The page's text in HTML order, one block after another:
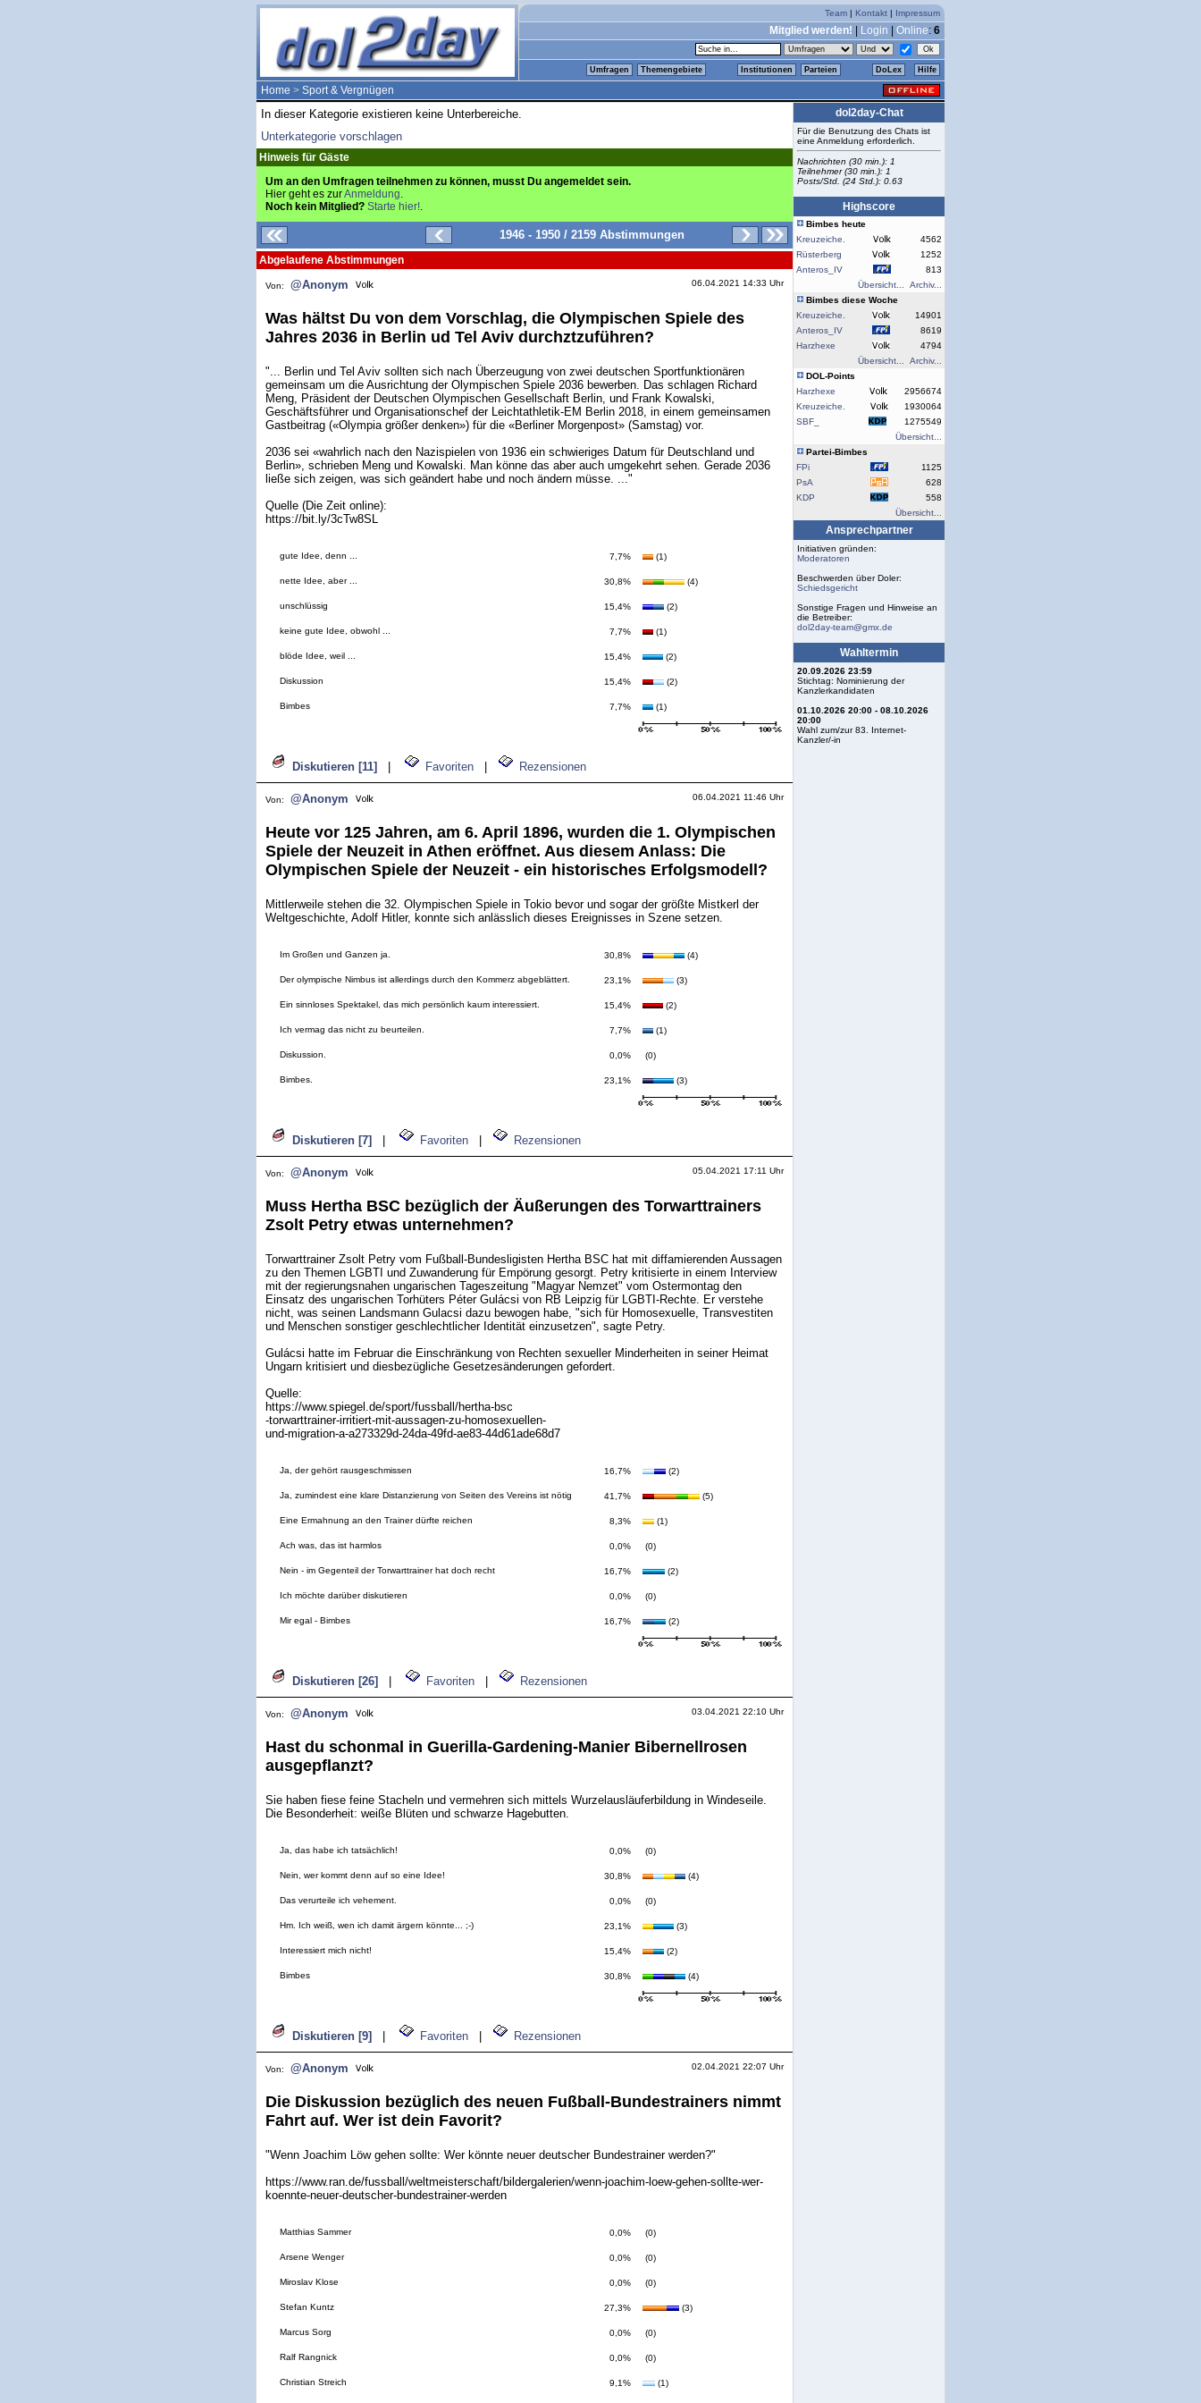
Team | Kontakt | Impressum
Mitglied werden! Login Online: 6
Umfragen Themengebiete Institutionen Parteien DoLex Hilfe
Home > Sport & Vergnügen
In dieser Kategorie existieren keine Unterbereiche.
Unterkategorie vorschlagen
Hinweis für Gäste
Um an den Umfragen teilnehmen zu können, musst Du angemeldet sein.
Hier geht es zurAnmeldung.
Noch kein Mitglied? Starte hier!.
1946 - 1950 / 2159 Abstimmungen
Abgelaufene Abstimmungen
Von: @Anonym 06.04.2021 14:33 Uhr
Was hältst Du von dem Vorschlag, die Olympischen Spiele des
Jahres 2036 in Berlin ud Tel Aviv durchztzuführen?
"... Berlin und Tel Aviv sollten sich nach Überzeugung von zwei deutschen Sportfunktionären
gemeinsam um die Ausrichtung der Olympischen Spiele 2036 bewerben. Das schlagen Richard
Meng, Präsident der Deutschen Olympischen Gesellschaft Berlin, und Frank Kowalski,
Geschäftsführer und Organisationschef der Leichtathletik-EM Berlin 2018, in einem gemeinsamen
Gastbeitrag («Olympia größer denken») für die «Berliner Morgenpost» (Samstag) vor.
2036 sei «wahrlich nach den Nazispielen von 1936 ein schwieriges Datum für Deutschland und
Berlin», schrieben Meng und Kowalski. Man könne das aber auch umgekehrt sehen. Gerade 2036
ließe sich zeigen, was sich geändert habe und noch ändern müsse. ..."
Quelle (Die Zeit online):
https://bit.ly/3cTw8SL
gute Idee, denn ... 7,7% (1)
nette Idee, aber ... 30,8% (4)
unschlüssig 15,4% (2)
keine gute Idee, obwohl ... 7,7% (1)
blöde Idee, weil ... 15,4% (2)
Diskussion 15,4% (2)
Bimbes 7,7% (1)
Diskutieren [11] Favoriten Rezensionen
Von: @Anonym 06.04.2021 11:46 Uhr
Heute vor 125 Jahren, am 6. April 1896, wurden die 1. Olympischen
Spiele der Neuzeit in Athen eröffnet. Aus diesem Anlass: Die
Olympischen Spiele der Neuzeit - ein historisches Erfolgsmodell?
Mittlerweile stehen die 32. Olympischen Spiele in Tokio bevor und sogar der größte Mistkerl der
Weltgeschichte, Adolf Hitler, konnte sich anlässlich dieses Ereignisses in Szene setzen.
Im Großen und Ganzen ja. 30,8% (4)
Der olympische Nimbus ist allerdings durch den Kommerz abgeblättert. 23,1% (3)
Ein sinnloses Spektakel, das mich persönlich kaum interessiert. 15,4% (2)
Ich vermag das nicht zu beurteilen. 7,7% (1)
Diskussion. 0,0% (0)
Bimbes. 23,1% (3)
Diskutieren [7] Favoriten Rezensionen
Von: @Anonym 05.04.2021 17:11 Uhr
Muss Hertha BSC bezüglich der Äußerungen des Torwarttrainers
Zsolt Petry etwas unternehmen?
Torwarttrainer Zsolt Petry vom Fußball-Bundesligisten Hertha BSC hat mit diffamierenden Aussagen
zu den Themen LGBTI und Zuwanderung für Empörung gesorgt. Petry kritisierte in einem Interview
mit der regierungsnahen ungarischen Tageszeitung "Magyar Nemzet" vom Ostermontag den
Einsatz des ungarischen Torhüters Péter Gulácsi von RB Leipzig für LGBTI-Rechte. Er verstehe
nicht, was seinen Landsmann Gulacsi dazu bewogen habe, "sich für Homosexuelle, Transvestiten
und Menschen sonstiger geschlechtlicher Identität einzusetzen", sagte Petry.
Gulácsi hatte im Februar die Einschränkung von Rechten sexueller Minderheiten in seiner Heimat
Ungarn kritisiert und diesbezügliche Gesetzesänderungen gefordert.
Quelle:
https://www.spiegel.de/sport/fussball/hertha-bsc
-torwarttrainer-irritiert-mit-aussagen-zu-homosexuellen-
und-migration-a-a273329d-24da-49fd-ae83-44d61ade68d7
Ja, der gehört rausgeschmissen 16,7% (2)
Ja, zumindest eine klare Distanzierung von Seiten des Vereins ist nötig 41,7% (5)
Eine Ermahnung an den Trainer dürfte reichen 8,3% (1)
Ach was, das ist harmlos 0,0% (0)
Nein - im Gegenteil der Torwarttrainer hat doch recht 16,7% (2)
Ich möchte darüber diskutieren 0,0% (0)
Mir egal - Bimbes 16,7% (2)
Diskutieren [26] Favoriten Rezensionen
Von: @Anonym 03.04.2021 22:10 Uhr
Hast du schonmal in Guerilla-Gardening-Manier Bibernellrosen
ausgepflanzt?
Sie haben fiese feine Stacheln und vermehren sich mittels Wurzelausläuferbildung in Windeseile.
Die Besonderheit: weiße Blüten und schwarze Hagebutten.
Ja, das habe ich tatsächlich! 0,0% (0)
Nein, wer kommt denn auf so eine Idee! 30,8% (4)
Das verurteile ich vehement. 0,0% (0)
Hm. Ich weiß, wen ich damit ärgern könnte... ;-) 23,1% (3)
Interessiert mich nicht! 15,4% (2)
Bimbes 30,8% (4)
Diskutieren [9] Favoriten Rezensionen
Von: @Anonym 02.04.2021 22:07 Uhr
Die Diskussion bezüglich des neuen Fußball-Bundestrainers nimmt
Fahrt auf. Wer ist dein Favorit?
"Wenn Joachim Löw gehen sollte: Wer könnte neuer deutscher Bundestrainer werden?"
https://www.ran.de/fussball/weltmeisterschaft/bildergalerien/wenn-joachim-loew-gehen-sollte-wer-
koennte-neuer-deutscher-bundestrainer-werden
Matthias Sammer 0,0% (0)
Arsene Wenger 0,0% (0)
Miroslav Klose 0,0% (0)
Stefan Kuntz 27,3% (3)
Marcus Sorg 0,0% (0)
Ralf Rangnick 0,0% (0)
Christian Streich 9,1% (1)
dol2day-Chat
Für die Benutzung des Chats ist
eine Anmeldung erforderlich.
Nachrichten (30 min.): 1
Teilnehmer (30 min.): 1
Posts/Std. (24 Std.): 0.63
Highscore
Bimbes heute
Kreuzeiche.
4562
Rüsterberg
1252
Anteros_IV
813
Übersicht...
Archiv...
Bimbes diese Woche
Kreuzeiche.
14901
Anteros_IV
8619
Harzhexe
4794
Übersicht...
Archiv...
DOL-Points
Harzhexe
2956674
Kreuzeiche.
1930064
SBF_
1275549
Übersicht...
Partei-Bimbes
FPi
1125
PsA
628
KDP
558
Übersicht...
Ansprechpartner
Initiativen gründen:
Moderatoren
Beschwerden über Doler:
Schiedsgericht
Sonstige Fragen und Hinweise an
die Betreiber:
dol2day-team@gmx.de
Wahltermin
20.09.2026 23:59
Stichtag: Nominierung der
Kanzlerkandidaten
01.10.2026 20:00 - 08.10.2026
20:00
Wahl zum/zur 83. Internet-
Kanzler/-in